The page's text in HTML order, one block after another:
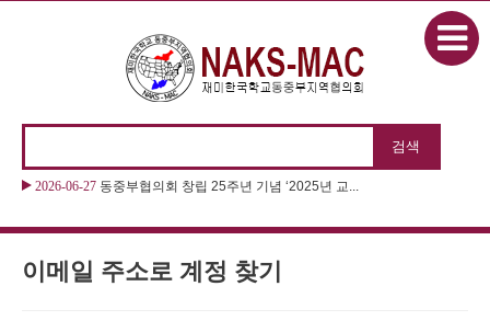
2026-06-27 동중부협의회 창립 25주년 기념 ‘2025년 교...
이메일 주소로 계정 찾기